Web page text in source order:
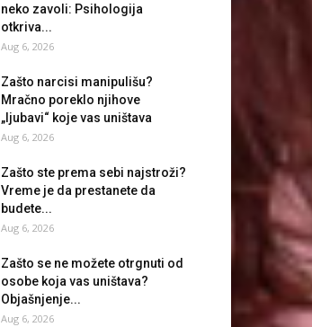
neko zavoli: Psihologija
otkriva...
Aug 6, 2026
Zašto narcisi manipulišu?
Mračno poreklo njihove
„ljubavi“ koje vas uništava
Aug 6, 2026
Zašto ste prema sebi najstroži?
Vreme je da prestanete da
budete...
Aug 6, 2026
Zašto se ne možete otrgnuti od
osobe koja vas uništava?
Objašnjenje...
Aug 6, 2026